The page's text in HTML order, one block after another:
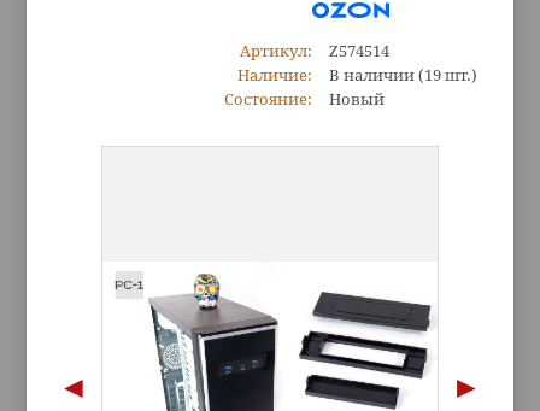
Артикул:
Z574514
Наличие:
В наличии (19 шт.)
Состояние:
Новый